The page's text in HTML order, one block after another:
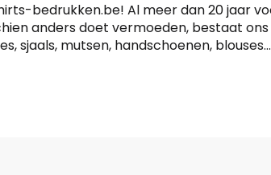
bedrukken.be! Al meer dan 20 jaar
anders doet vermoeden, bestaat
sjaals, mutsen, handschoenen,